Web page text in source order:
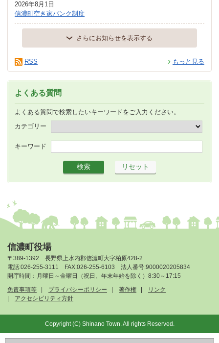
2026年8月1日
信濃町空き家バンク制度
さらにお知らせを表示する
もっと見る
RSS
よくある質問
よくある質問で検索したいキーワードをご入力ください。
カテゴリー
キーワード
信濃町役場
〒389-1392 長野県上水内郡信濃町大字柏原428-2
電話:026-255-3111 FAX:026-255-6103 法人番号:9000020205834
開庁時間：月曜日～金曜日（祝日、年末年始を除く）8:30～17:15
免責事項等
プライバシーポリシー 著作権
リンク
アクセシビリティ方針
Copyright (C) Shinano Town. All rights Reserved.